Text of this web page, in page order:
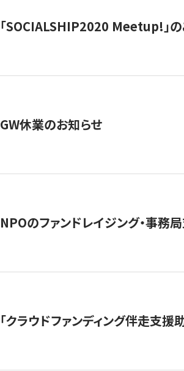
「SOCIALSHIP2020 Meetup!」の
GW休業のお知らせ
NPOのファンドレイジング・事務
「クラウドファンディング伴走支援